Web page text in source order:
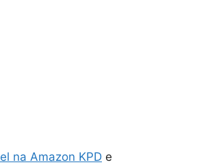
na Amazon KPD e